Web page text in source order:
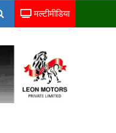
मल्टीमीडिया